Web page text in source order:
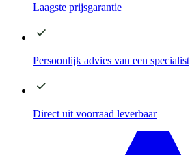
Laagste prijsgarantie
Persoonlijk advies van een specialist
Direct uit voorraad leverbaar